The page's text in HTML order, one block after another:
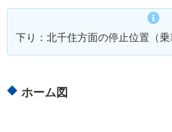
下り：北千住方面の停止位置（
ホーム図